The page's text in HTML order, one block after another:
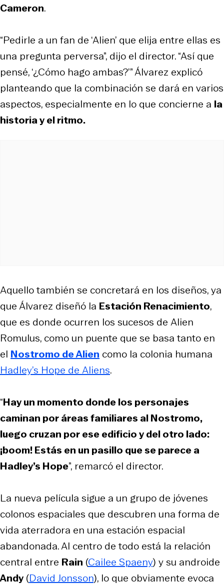
Cameron.
“Pedirle a un fan de ‘Alien’ que elija entre ellas es
una pregunta perversa”, dijo el director. “Así que
pensé, ‘¿Cómo hago ambas?’” Álvarez explicó
planteando que la combinación se dará en varios
aspectos, especialmente en lo que concierne a la
historia y el ritmo.
Aquello también se concretará en los diseños, ya
que Álvarez diseñó la Estación Renacimiento,
que es donde ocurren los sucesos de Alien
Romulus, como un puente que se basa tanto en
el Nostromo deAlien como la colonia humana
Hadley’s Hope de Aliens.
“Hay un momento donde los personajes
caminan por áreas familiares al Nostromo,
luego cruzan por ese edificio y del otro lado:
¡boom! Estás en un pasillo que se parece a
Hadley’s Hope”, remarcó el director.
La nueva película sigue a un grupo de jóvenes
colonos espaciales que descubren una forma de
vida aterradora en una estación espacial
abandonada. Al centro de todo está la relación
central entre Rain (Cailee Spaeny) y su androide
Andy (David Jonsson), lo que obviamente evoca